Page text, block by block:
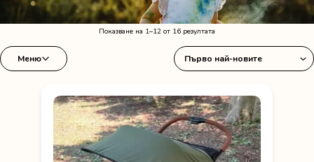
Показване на 1–12 от 16 резултата
by
latest
Меню